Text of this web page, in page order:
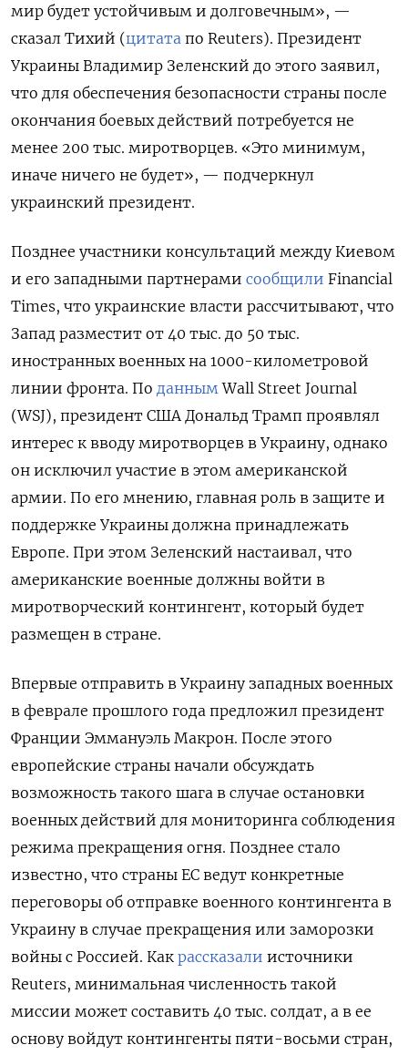
мир будет устойчивым и долговечным», —
сказал Тихий (цитата по Reuters). Президент
Украины Владимир Зеленский до этого заявил,
что для обеспечения безопасности страны после
окончания боевых действий потребуется не
менее 200 тыс. миротворцев. «Это минимум,
иначе ничего не будет», — подчеркнул
украинский президент.
Позднее участники консультаций между Киевом
и его западными партнерами сообщили Financial
Times, что украинские власти рассчитывают, что
Запад разместит от 40 тыс. до 50 тыс.
иностранных военных на 1000-километровой
линии фронта. По данным Wall Street Journal
(WSJ), президент США Дональд Трамп проявлял
интерес к вводу миротворцев в Украину, однако
он исключил участие в этом американской
армии. По его мнению, главная роль в защите и
поддержке Украины должна принадлежать
Европе. При этом Зеленский настаивал, что
американские военные должны войти в
миротворческий контингент, который будет
размещен в стране.
Впервые отправить в Украину западных военных
в феврале прошлого года предложил президент
Франции Эммануэль Макрон. После этого
европейские страны начали обсуждать
возможность такого шага в случае остановки
военных действий для мониторинга соблюдения
режима прекращения огня. Позднее стало
известно, что страны ЕС ведут конкретные
переговоры об отправке военного контингента в
Украину в случае прекращения или заморозки
войны с Россией. Как рассказали источники
Reuters, минимальная численность такой
миссии может составить 40 тыс. солдат, а в ее
основу войдут контингенты пяти-восьми стран,